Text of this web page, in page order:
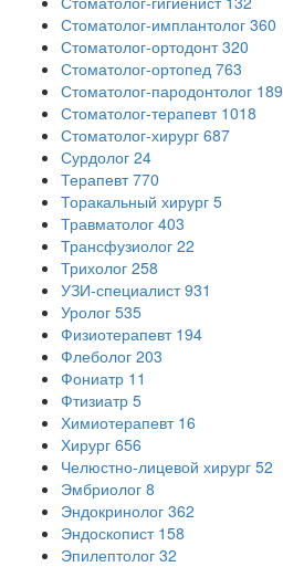
Стоматолог-имплантолог 360
Стоматолог-ортодонт 320
Стоматолог-ортопед 763
Стоматолог-пародонтолог 189
Стоматолог-терапевт 1018
Стоматолог-хирург 687
Сурдолог 24
Терапевт 770
Торакальный хирург 5
Травматолог 403
Трансфузиолог 22
Трихолог 258
УЗИ-специалист 931
Уролог 535
Физиотерапевт 194
Флеболог 203
Фониатр 11
Фтизиатр 5
Химиотерапевт 16
Хирург 656
Челюстно-лицевой хирург 52
Эмбриолог 8
Эндокринолог 362
Эндоскопист 158
Эпилептолог 32